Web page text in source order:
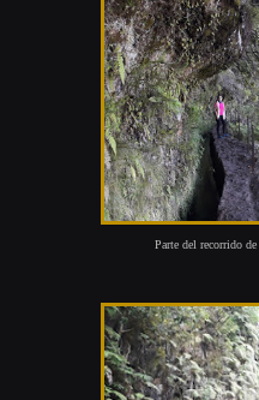
Parte del recorrido